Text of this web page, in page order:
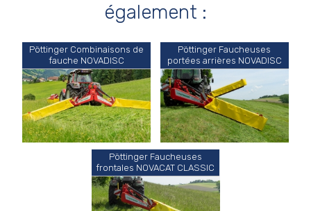
également :
Pöttinger Combinaisons de
fauche NOVADISC
Pöttinger Faucheuses
portées arrières NOVADISC
Pöttinger Faucheuses
frontales NOVACAT CLASSIC